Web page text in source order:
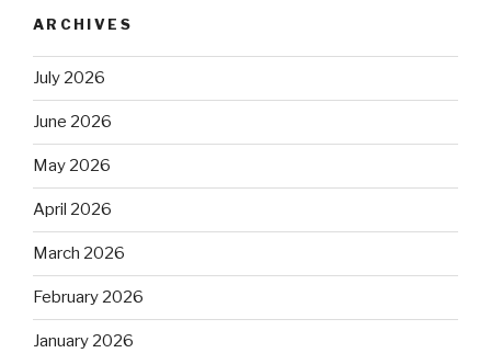
ARCHIVES
July 2026
June 2026
May 2026
April 2026
March 2026
February 2026
January 2026